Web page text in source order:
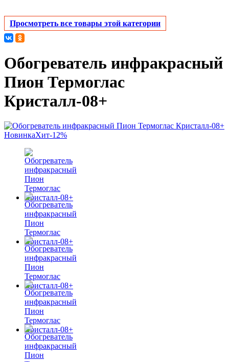
Просмотреть все товары этой категории
Обогреватель инфракрасный
Пион Термоглас
Кристалл-08+
НовинкаХит-12%